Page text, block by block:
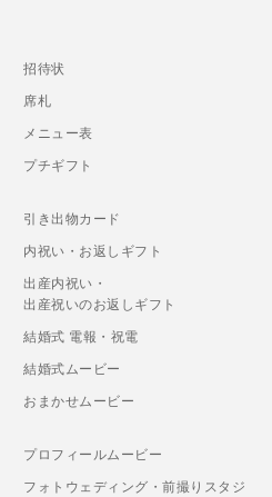
招待状
席札
メニュー表
プチギフト
引き出物カード
内祝い・お返しギフト
出産内祝い・
出産祝いのお返しギフト
結婚式 電報・祝電
結婚式ムービー
おまかせムービー
プロフィールムービー
フォトウェディング・前撮りスタジ